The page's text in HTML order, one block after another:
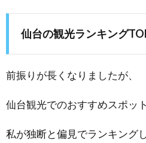
仙台の観光ランキング
前振りが長くなりましたが、
仙台観光でのおすすめスポット
私が独断と偏見でランキング